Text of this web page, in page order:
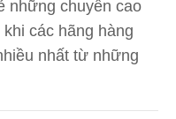
những chuyến cao
các hãng hàng
nhất từ những